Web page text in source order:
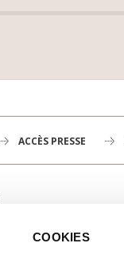
COOKIES
ACCÈS PRESSE